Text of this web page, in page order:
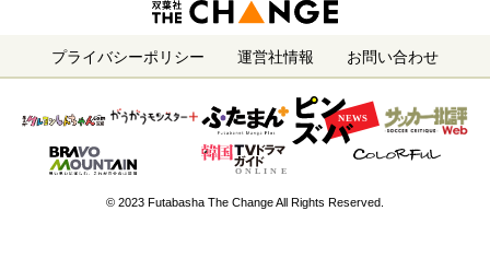
プライバシーポリシー 運営社情報 お問い合わせ
© 2023 Futabasha The Change All Rights Reserved.